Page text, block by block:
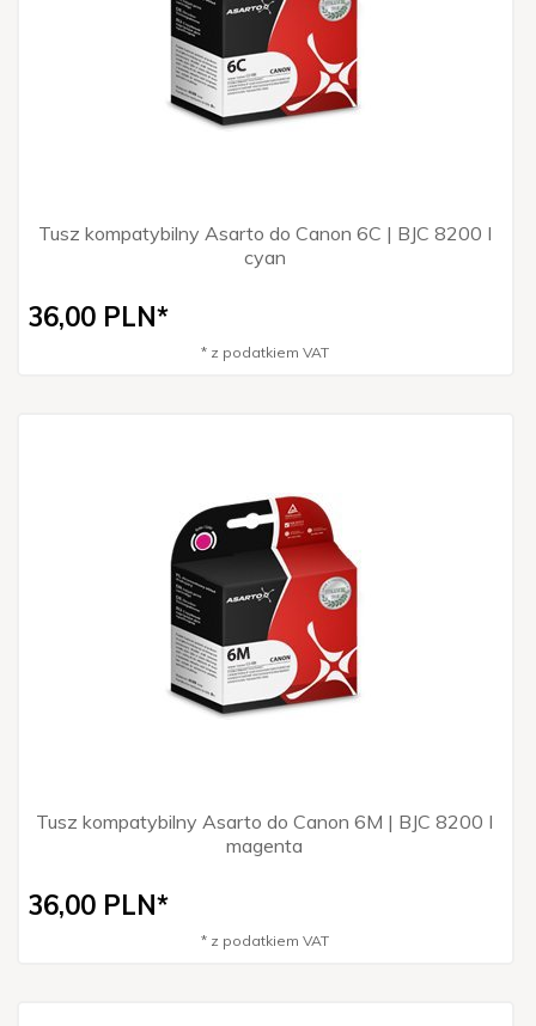
Tusz kompatybilny Asarto do Canon 6C | BJC 8200 I
cyan
36,00 PLN*
* z podatkiem VAT
Tusz kompatybilny Asarto do Canon 6M | BJC 8200 I
magenta
36,00 PLN*
* z podatkiem VAT